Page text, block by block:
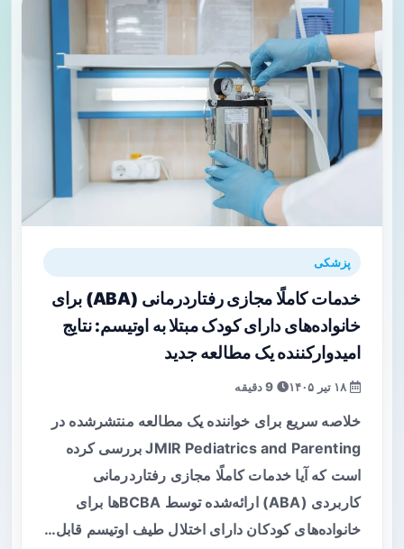
پزشکی
خدمات کاملًا مجازی رفتاردرمانی (ABA) برای
خانواده‌های دارای کودک مبتلا به اوتیسم: نتایج
امیدوارکننده یک مطالعه جدید
خلاصه سریع برای خواننده یک مطالعه منتشرشده در
JMIR Pediatrics and Parenting بررسی کرده
است که آیا خدمات کاملًا مجازی رفتاردرمانی
کاربردی (ABA) ارائه‌شده توسط BCBAها برای
خانواده‌های کودکان دارای اختلال طیف اوتیسم قابل…